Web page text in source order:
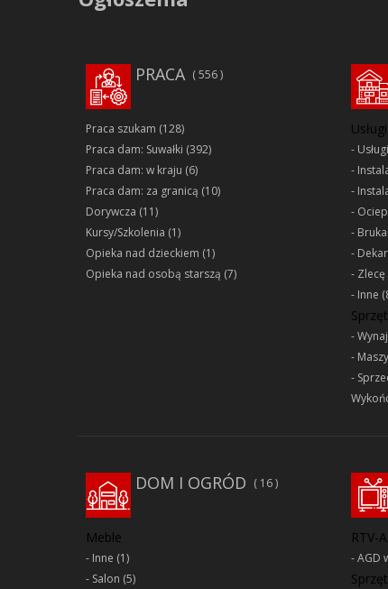
PRACA 556
Praca szukam (128)
Praca dam: Suwałki (392)
Praca dam: w kraju (6)
Praca dam: za granicą (10)
Dorywcza (11)
Kursy/Szkolenia (1)
Opieka nad dzieckiem (1)
Opieka nad osobą starszą (7)
Zlecę
Inne
DOM I OGRÓD 16
Meble
Inne (1)
Salon (5)
RTV-
AGD